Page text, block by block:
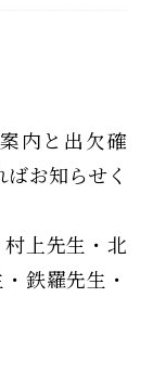
内と出欠確
お知らせく
上先生・北
鉄羅先生・